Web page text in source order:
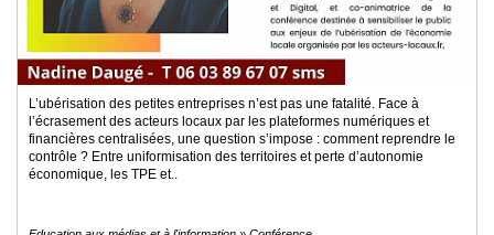
L’ubérisation des petites entreprises n’est pas une fatalité. Face à
l’écrasement des acteurs locaux par les plateformes numériques et
financières centralisées, une question s’impose : comment reprendre le
contrôle ? Entre uniformisation des territoires et perte d’autonomie
économique, les TPE et..